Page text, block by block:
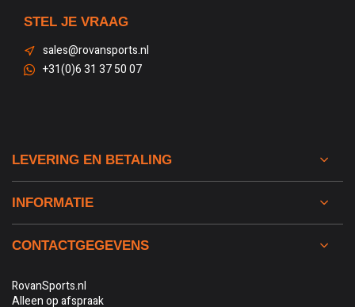
STEL JE VRAAG
sales@rovansports.nl
+31(0)6 31 37 50 07
LEVERING EN BETALING
INFORMATIE
CONTACTGEGEVENS
RovanSports.nl
Alleen op afspraak